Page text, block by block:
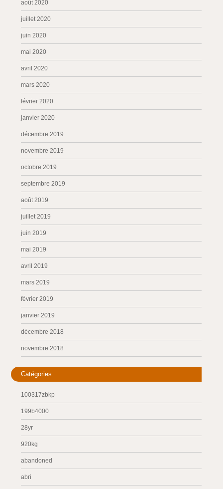
août 2020
juillet 2020
juin 2020
mai 2020
avril 2020
mars 2020
février 2020
janvier 2020
décembre 2019
novembre 2019
octobre 2019
septembre 2019
août 2019
juillet 2019
juin 2019
mai 2019
avril 2019
mars 2019
février 2019
janvier 2019
décembre 2018
novembre 2018
Catégories
100317zbkp
199b4000
28yr
920kg
abandoned
abri